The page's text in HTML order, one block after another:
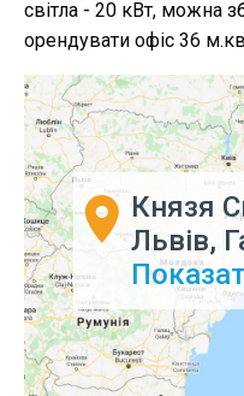
світла - 20 кВт, можна
орендувати офіс 36
Князя
Львів,